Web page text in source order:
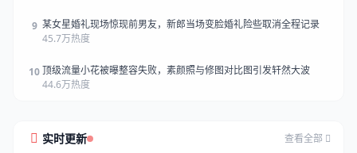
9 某女星婚礼现场惊现前男友，新郎当场变脸婚礼险些取消全程记录
45.7万热度
10顶级流量小花被曝整容失败，素颜照与修图对比图引发轩然大波
44.6万热度
实时更新 查看全部